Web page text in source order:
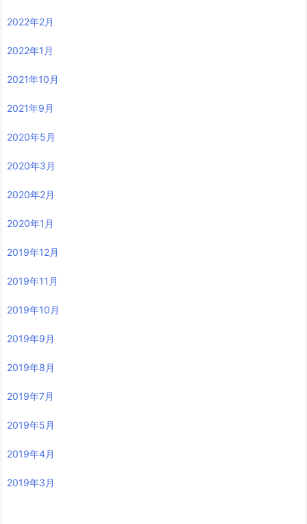
2022年2月
2022年1月
2021年10月
2021年9月
2020年5月
2020年3月
2020年2月
2020年1月
2019年12月
2019年11月
2019年10月
2019年9月
2019年8月
2019年7月
2019年5月
2019年4月
2019年3月